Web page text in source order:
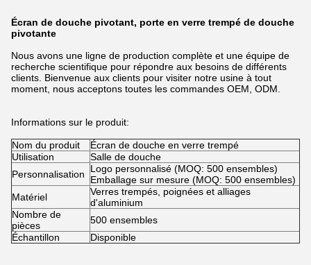
Écran de douche pivotant, porte en verre trempé de douche
pivotante
Nous avons une ligne de production complète et une équipe de
recherche scientifique pour répondre aux besoins de différents
clients. Bienvenue aux clients pour visiter notre usine à tout
moment, nous acceptons toutes les commandes OEM, ODM.
Informations sur le produit:
Nom du produit
Écran de douche en verre trempé
Utilisation
Salle de douche
Personnalisation
Logo personnalisé (MOQ: 500 ensembles)
Emballage sur mesure (MOQ: 500 ensembles)
Matériel
Verres trempés, poignées et alliages
d'aluminium
Nombre de
pièces
500 ensembles
Échantillon
Disponible